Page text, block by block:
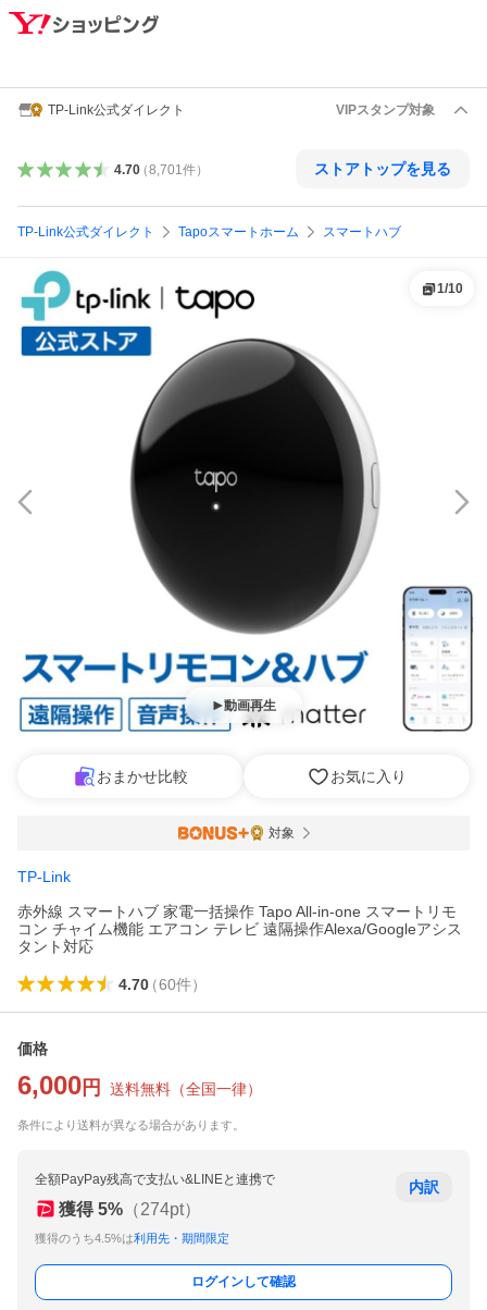
TP-Link公式ダイレクト VIPスタンプ対象
4.70（8,701件） ストアトップを見る
TP-Link公式ダイレクト Tapoスマートホーム スマートハブ
動画再生
1/10
おまかせ比較 お気に入り
対象
TP-Link
赤外線 スマートハブ 家電一括操作 Tapo All-in-one スマートリモ
コン チャイム機能 エアコン テレビ 遠隔操作Alexa/Googleアシス
タント対応
4.70（60件）
価格
6,000 円 送料無料 （全国一律）
条件により送料が異なる場合があります。
全額PayPay残高で支払い&LINEと連携で
獲得 5% （274pt）
獲得のうち4.5%は利用先・期間限定
内訳
ログインして確認